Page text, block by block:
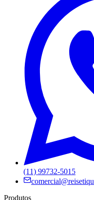
(11) 99732-5015
Produtos